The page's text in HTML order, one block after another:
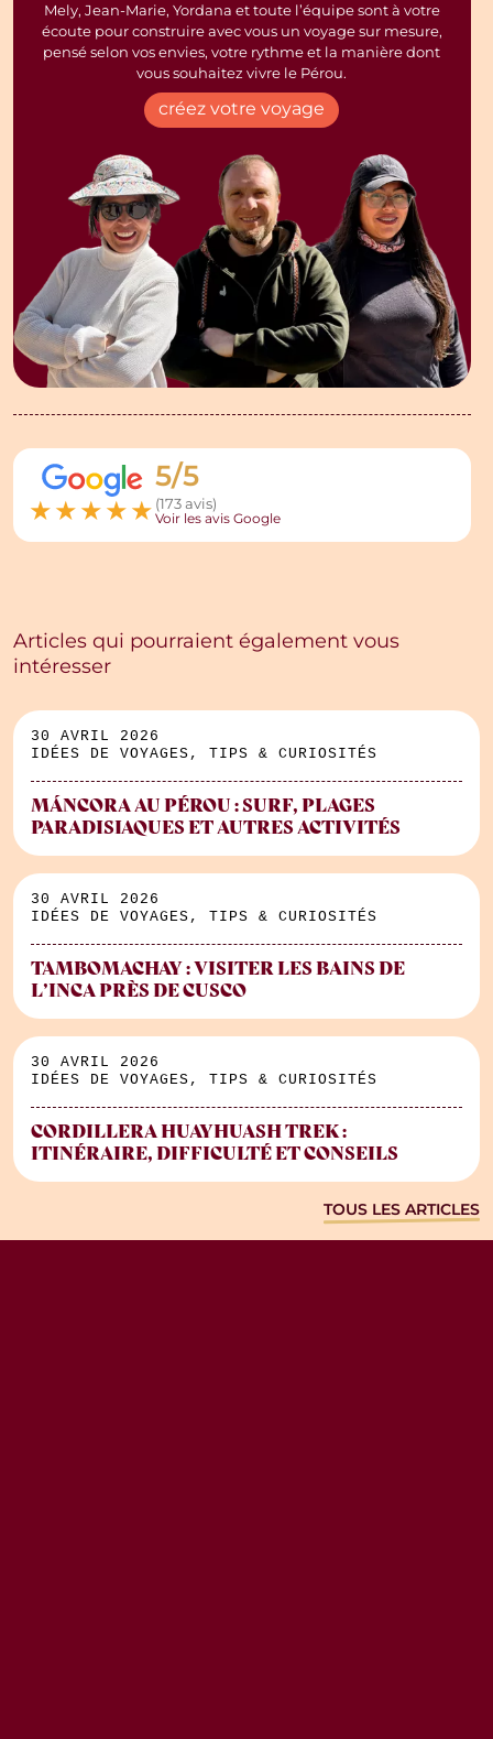
Mely, Jean-Marie, Yordana et toute l’équipe sont à votre
écoute pour construire avec vous un voyage sur mesure,
pensé selon vos envies, votre rythme et la manière dont
vous souhaitez vivre le Pérou.
créez votre voyage
★★★★★
5/5
(173 avis)
Voir les avis Google
Articles qui pourraient également vous
intéresser
TOUS LES ARTICLES
30 AVRIL 2026
IDÉES DE VOYAGES, TIPS & CURIOSITÉS
MÁNCORA AU PÉROU : SURF, PLAGES
PARADISIAQUES ET AUTRES ACTIVITÉS
30 AVRIL 2026
IDÉES DE VOYAGES, TIPS & CURIOSITÉS
TAMBOMACHAY : VISITER LES BAINS DE
L’INCA PRÈS DE CUSCO
30 AVRIL 2026
IDÉES DE VOYAGES, TIPS & CURIOSITÉS
CORDILLERA HUAYHUASH TREK :
ITINÉRAIRE, DIFFICULTÉ ET CONSEILS